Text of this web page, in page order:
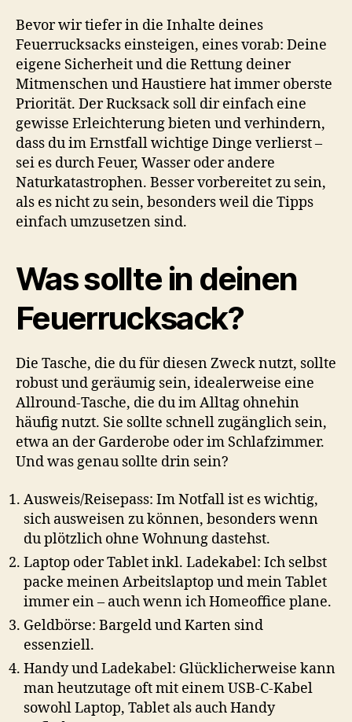
Bevor wir tiefer in die Inhalte deines
Feuerrucksacks einsteigen, eines vorab: Deine
eigene Sicherheit und die Rettung deiner
Mitmenschen und Haustiere hat immer oberste
Priorität. Der Rucksack soll dir einfach eine
gewisse Erleichterung bieten und verhindern,
dass du im Ernstfall wichtige Dinge verlierst –
sei es durch Feuer, Wasser oder andere
Naturkatastrophen. Besser vorbereitet zu sein,
als es nicht zu sein, besonders weil die Tipps
einfach umzusetzen sind.
Was sollte in deinen
Feuerrucksack?
Die Tasche, die du für diesen Zweck nutzt, sollte
robust und geräumig sein, idealerweise eine
Allround-Tasche, die du im Alltag ohnehin
häufig nutzt. Sie sollte schnell zugänglich sein,
etwa an der Garderobe oder im Schlafzimmer.
Und was genau sollte drin sein?
Ausweis/Reisepass: Im Notfall ist es wichtig,
sich ausweisen zu können, besonders wenn
du plötzlich ohne Wohnung dastehst.
Laptop oder Tablet inkl. Ladekabel: Ich selbst
packe meinen Arbeitslaptop und mein Tablet
immer ein – auch wenn ich Homeoffice plane.
Geldbörse: Bargeld und Karten sind
essenziell.
Handy und Ladekabel: Glücklicherweise kann
man heutzutage oft mit einem USB-C-Kabel
sowohl Laptop, Tablet als auch Handy